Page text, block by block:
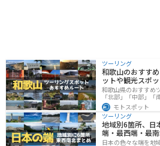
ツーリング
和歌山のおすす
ットや観光スポ
和歌山県のおすすめ
「北部」「中部」
と山に囲まれた自然
み方ができます。バ
際は参考にしてくださ
モトスポット
ツーリング
地域別6箇所、日
端・最西端・最
日本の色々な端を地